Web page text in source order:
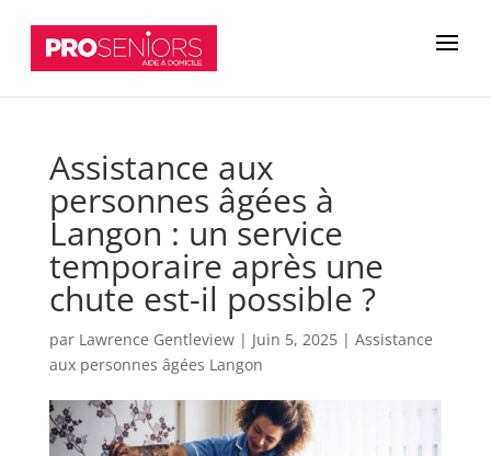
Assistance aux
personnes âgées à
Langon : un service
temporaire après une
chute est-il possible ?
par Lawrence Gentleview| Juin 5, 2025| Assistance
aux personnes âgées Langon